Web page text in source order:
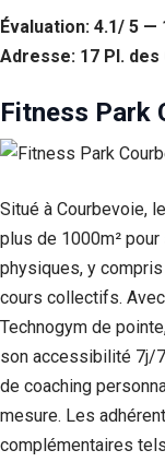
Évaluation: 4.1/ 5 —
Adresse: 17 Pl.
Fitness Park
Situé à Courbevoie,
plus de 1000m²
physiques, y
cours collectifs.
Technogym de
son accessibilité 7j/
de coaching
mesure. Les
complémentaires